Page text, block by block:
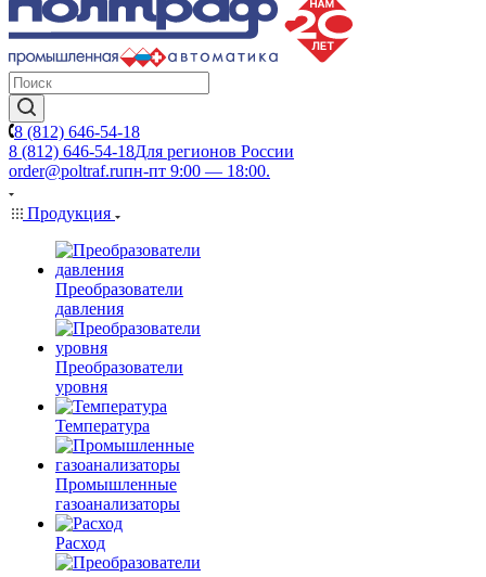
8 (812) 646-54-18
8 (812) 646-54-18Для регионов России
order@poltraf.ruпн-пт 9:00 — 18:00.
Продукция
Преобразователи
давления
Преобразователи
уровня
Температура
Промышленные
газоанализаторы
Расход